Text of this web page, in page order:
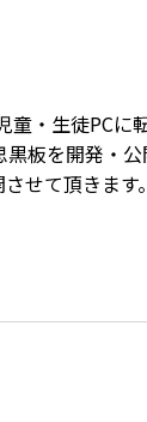
童・生徒PCに
板を開発・
せて頂きます。